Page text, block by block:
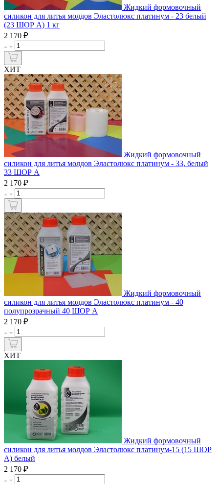
Жидкий формовочный
силикон для литья молдов Эластолюкс платинум - 23 белый
(23 ШОР А) 1 кг
2 170 ₽
ХИТ
Жидкий формовочный
силикон для литья молдов Эластолюкс платинум - 33, белый
33 ШОР А
2 170 ₽
Жидкий формовочный
силикон для литья молдов Эластолюкс платинум - 40
полупрозрачный 40 ШОР А
2 170 ₽
ХИТ
Жидкий формовочный
силикон для литья молдов Эластолюкс платинум-15 (15 ШОР
А) белый
2 170 ₽